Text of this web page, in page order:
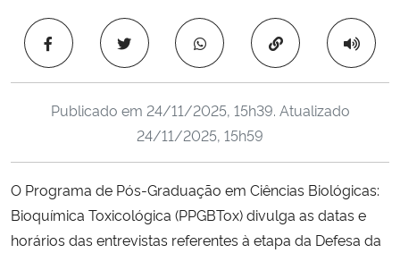
Ministério de Minas e Energia
Ministério da Ciência, Tecnologia, Inovações e Comunicações
Ministério do Desenvolvimento Regional
Copiar para área
Publicado em 24/11/2025, 15h39. Atualizado
24/11/2025, 15h59
O Programa de Pós-Graduação em Ciências Biológicas:
Bioquímica Toxicológica (PPGBTox) divulga as datas e
horários das entrevistas referentes à etapa da Defesa da